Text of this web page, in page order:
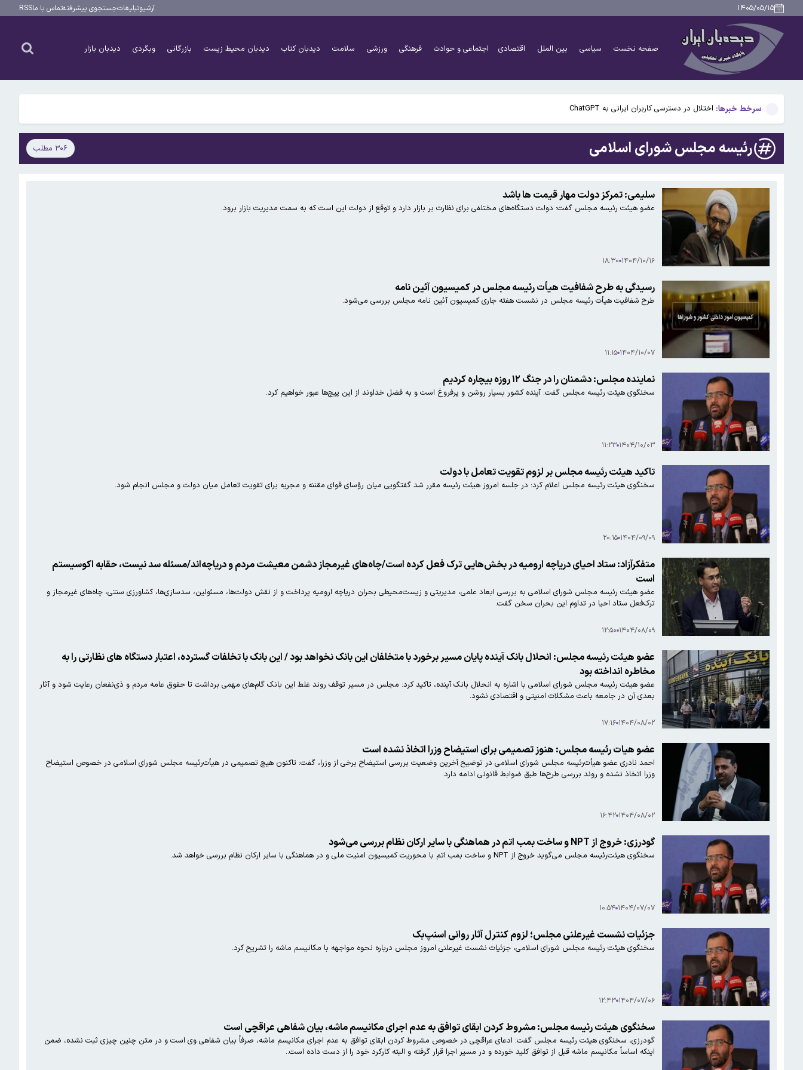
۱۴۰۵/۰۵/۱۵ آرشیوتبلیغاتجستجوی پیشرفتهتماس با ماRSS
صفحه نخست سیاسی بین الملل اقتصادی اجتماعی و حوادث فرهنگی ورزشی سلامت دیدبان کتاب دیدبان محیط زیست بازرگانی وبگردی دیدبان بازار
سرخط خبرها:
سخنگوی کمیسیون امنیت ملی: کریدور تحمیلی آمریکا در تنگه هرمز را نمی‌پذیریم
راز رنگ آبی در صندلی های هواپیما چیست؟
گوگل اسیستنت ماه آینده در اندروید غیرفعال و جمینای جایگزین آن می‌شود
اختلال در دسترسی کاربران ایرانی به ChatGPT
پنجره نقل‌وانتقالات استقلال بسته ماند؛ ثبت قرارداد بازیکنان ممنوع شد
راز رنگ آبی در صندلی های هواپیما چیست؟
گوگل اسیستنت ماه آینده در اندروید غیرفعال و جمینای جایگزین آن می‌شود
رئیسه مجلس شورای اسلامی ۳۰۶ مطلب
سلیمی: تمرکز دولت مهار قیمت ها باشد
عضو هیئت رئیسه مجلس گفت: دولت دستگاه‌های مختلفی برای نظارت بر بازار دارد و توقع از دولت این است که به سمت مدیریت بازار برود.
۱۴۰۴/۱۰/۱۶ ۱۸:۳۰
رسیدگی به طرح شفافیت هیأت رئیسه مجلس در کمیسیون آئین نامه
طرح شفافیت هیأت رئیسه مجلس در نشست هفته جاری کمیسیون آئین نامه مجلس بررسی می‌شود.
۱۴۰۴/۱۰/۰۷ ۱۱:۱۵
نماینده مجلس: دشمنان را در جنگ ۱۲ روزه بیچاره کردیم
سخنگوی هیئت رئیسه مجلس گفت: آینده کشور بسیار روشن و پرفروغ است و به فضل خداوند از این پیچ‌ها عبور خواهیم کرد.
۱۴۰۴/۱۰/۰۳ ۱۱:۲۳
تاکید هیئت رئیسه مجلس بر لزوم تقویت تعامل با دولت
سخنگوی هیئت‌ رئیسه مجلس اعلام کرد: در جلسه امروز هیئت رئیسه مقرر شد گفتگویی میان رؤسای قوای مقننه و مجریه برای تقویت تعامل میان دولت و مجلس انجام شود.
۱۴۰۴/۰۹/۰۹ ۲۰:۱۵
متفکرآزاد: ستاد احیای دریاچه ارومیه در بخش‌هایی ترک فعل کرده است/چاه‌های غیرمجاز دشمن معیشت مردم و دریاچه‌اند/مسئله سد نیست، حقابه اکوسیستم
است
عضو هیئت رئیسه مجلس شورای اسلامی به بررسی ابعاد علمی، مدیریتی و زیست‌محیطی بحران دریاچه ارومیه پرداخت و از نقش دولت‌ها، مسئولین، سدسازی‌ها، کشاورزی سنتی، چاه‌های غیرمجاز و
ترک‌فعل ستاد احیا در تداوم این بحران سخن گفت.
۱۴۰۴/۰۸/۰۹ ۱۲:۵۰
عضو هیئت رئیسه مجلس: انحلال بانک آینده پایان مسیر برخورد با متخلفان این بانک نخواهد بود / این بانک با تخلفات گسترده، اعتبار دستگاه های نظارتی را به
مخاطره انداخته بود
عضو هیئت رئیسه مجلس شورای اسلامی با اشاره به انحلال بانک آینده، تاکید کرد: مجلس در مسیر توقف روند غلط این بانک گام‌های مهمی برداشت تا حقوق عامه مردم و ذی‌نفعان رعایت شود و آثار
بعدی آن در جامعه باعث مشکلات امنیتی و اقتصادی نشود.
۱۴۰۴/۰۸/۰۲ ۱۷:۱۶
عضو هیات رئیسه مجلس: هنوز تصمیمی برای استیضاح وزرا اتخاذ نشده است
احمد نادری عضو هیأت‌رئیسه مجلس شورای اسلامی در توضیح آخرین وضعیت بررسی استیضاح برخی از وزرا، گفت: تاکنون هیچ تصمیمی در هیأت‌رئیسه مجلس شورای اسلامی در خصوص استیضاح
وزرا اتخاذ نشده و روند بررسی طرح‌ها طبق ضوابط قانونی ادامه دارد.
۱۴۰۴/۰۸/۰۲ ۱۶:۴۲
گودرزی: خروج از NPT و ساخت بمب اتم در هماهنگی با سایر ارکان نظام بررسی می‌شود
سخنگوی هیئت‌رئیسه مجلس می‌گوید خروج از NPT و ساخت بمب اتم با محوریت کمیسیون امنیت ملی و در هماهنگی با سایر ارکان نظام بررسی خواهد شد.
۱۴۰۴/۰۷/۰۷ ۱۰:۵۴
جزئیات نشست غیرعلنی مجلس؛ لزوم کنترل آثار روانی اسنپ‌بک
سخنگوی هیئت رئیسه مجلس شورای اسلامی، جزئیات نشست غیرعلنی امروز مجلس درباره نحوه مواجهه با مکانیسم ماشه را تشریح کرد.
۱۴۰۴/۰۷/۰۶ ۱۲:۴۳
سخنگوی هیئت رئیسه مجلس: مشروط کردن ابقای توافق به عدم اجرای مکانیسم ماشه، بیان شفاهی عراقچی است
گودرزی، سخنگوی هیئت رئیسه مجلس گفت: ادعای عراقچی در خصوص مشروط کردن ابقای توافق به عدم اجرای مکانیسم ماشه، صرفاً بیان شفاهی وی است و در متن چنین چیزی ثبت نشده، ضمن
اینکه اساساً مکانیسم ماشه قبل از توافق کلید خورده و در مسیر اجرا قرار گرفته و البته کارکرد خود را از دست داده است..